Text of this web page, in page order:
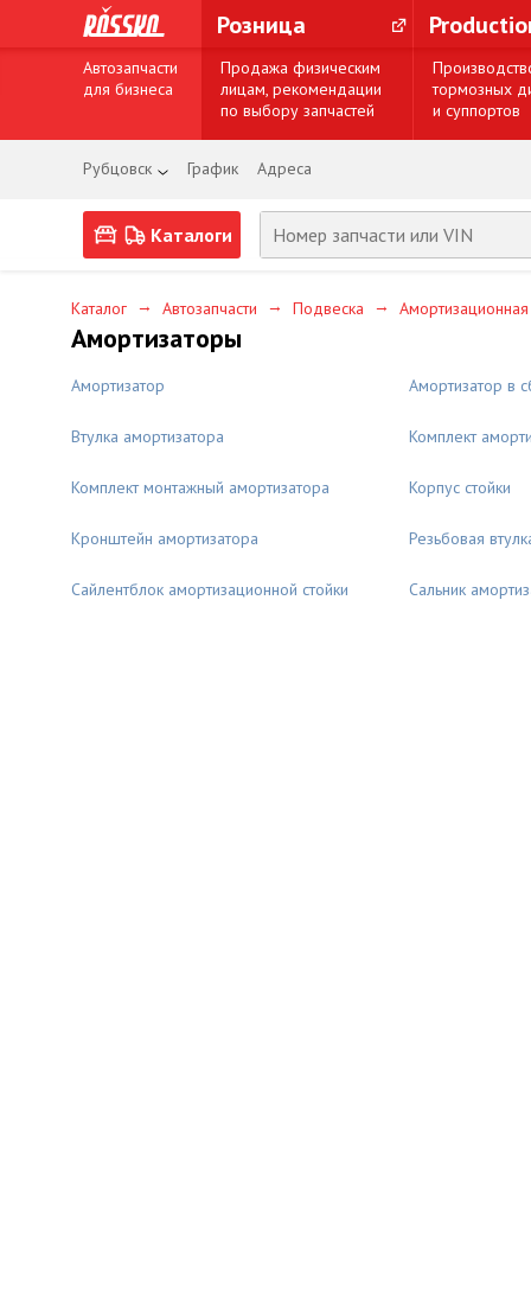
Розница
Автозапчасти
для бизнеса
Продажа физическим
лицам, рекомендации
по выбору запчастей
тормозных
и суппортов
Рубцовск График Адреса
Каталоги
Каталог → Автозапчасти → Подвеска →
Амортизаторы
Амортизатор Амортизатор в
Втулка амортизатора Комплект
Комплект монтажный амортизатора Корпус стойки
Кронштейн амортизатора Резьбовая
Сайлентблок амортизационной стойки Сальник